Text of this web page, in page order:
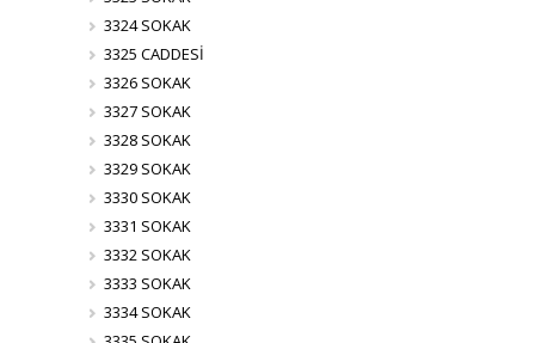
3324 SOKAK
3325 CADDESİ
3326 SOKAK
3327 SOKAK
3328 SOKAK
3329 SOKAK
3330 SOKAK
3331 SOKAK
3332 SOKAK
3333 SOKAK
3334 SOKAK